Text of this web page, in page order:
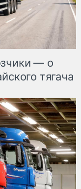
— о
тягача